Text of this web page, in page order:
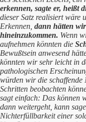
erkennen, sagte er, heißt
dieser Satz realisiert wäre
Erkennen, dann hätten
hineinzukommen. Wenn
aufnehmen könnten die
Bewußtsein anwesend
könnten wir sehr leicht in
pathologischen
würden wir die schaffende
Schritten beobachten
sagt einfach: Das können
dann weitergeht, kann
Nichterfüllbarkeit einer